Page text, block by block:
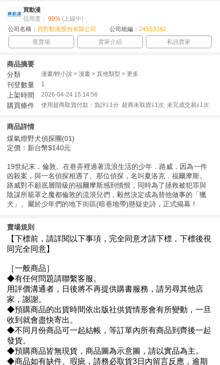
買動漫
信用度： 99% (上線中)
公司名稱： 買對動漫股份有限公司 公司統編： 24553282
逛賣場
賣家介紹 私訊賣家
商品摘要
分類
漫畫/輕小說 > 漫畫 > 其他類型 > 更多
刊登數量 1
上架時間 2026-04-24 15:14:56
購買條件 使用超商取貨付款：負評≦1分 超商未取貨≦1次 未完成交易≦1次
商品詳情
煤氣燈野犬偵探團(01)
定價：新台幣$140元
19世紀末，倫敦。在巷弄裡過著流浪生活的少年．路威，因為一件
凶殺案，與一名偵探相遇了。那位偵探，名叫夏洛克．福爾摩斯。
路威對不顧底層階級的福爾摩斯感到憤恨，同時為了拯救被犯罪與
陰謀所籠罩之魔都倫敦的流浪兒們，毅然決定成為替他做事的「獵
犬」。屬於少年們的地下街區(暗巷地帶)懸疑史詩，正式揭幕！
賣場規則